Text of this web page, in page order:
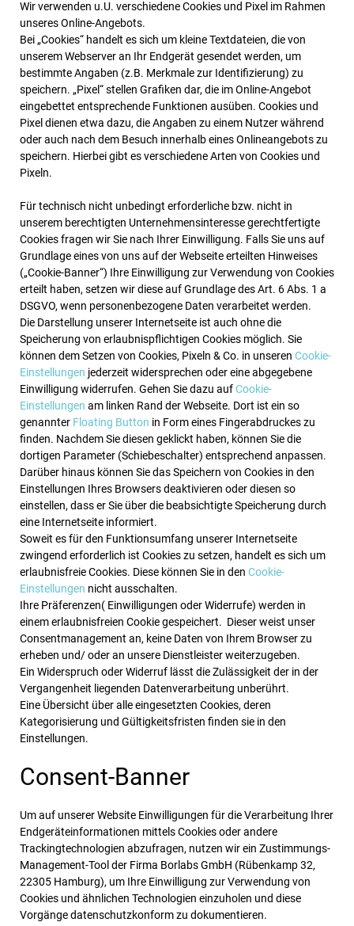
Wir verwenden u.U. verschiedene Cookies und Pixel im Rahmen
unseres Online-Angebots.
Bei „Cookies“ handelt es sich um kleine Textdateien, die von
unserem Webserver an Ihr Endgerät gesendet werden, um
bestimmte Angaben (z.B. Merkmale zur Identifizierung) zu
speichern. „Pixel“ stellen Grafiken dar, die im Online-Angebot
eingebettet entsprechende Funktionen ausüben. Cookies und
Pixel dienen etwa dazu, die Angaben zu einem Nutzer während
oder auch nach dem Besuch innerhalb eines Onlineangebots zu
speichern. Hierbei gibt es verschiedene Arten von Cookies und
Pixeln.
Für technisch nicht unbedingt erforderliche bzw. nicht in
unserem berechtigten Unternehmensinteresse gerechtfertigte
Cookies fragen wir Sie nach Ihrer Einwilligung. Falls Sie uns auf
Grundlage eines von uns auf der Webseite erteilten Hinweises
(„Cookie-Banner“) Ihre Einwilligung zur Verwendung von Cookies
erteilt haben, setzen wir diese auf Grundlage des Art. 6 Abs. 1 a
DSGVO, wenn personenbezogene Daten verarbeitet werden.
Die Darstellung unserer Internetseite ist auch ohne die
Speicherung von erlaubnispflichtigen Cookies möglich. Sie
können dem Setzen von Cookies, Pixeln & Co. in unseren Cookie-
Einstellungen jederzeit widersprechen oder eine abgegebene
Einwilligung widerrufen. Gehen Sie dazu aufCookie-
Einstellungen am linken Rand der Webseite. Dort ist ein so
genannter Floating Button in Form eines Fingerabdruckes zu
finden. Nachdem Sie diesen geklickt haben, können Sie die
dortigen Parameter (Schiebeschalter) entsprechend anpassen.
Darüber hinaus können Sie das Speichern von Cookies in den
Einstellungen Ihres Browsers deaktivieren oder diesen so
einstellen, dass er Sie über die beabsichtigte Speicherung durch
eine Internetseite informiert.
Soweit es für den Funktionsumfang unserer Internetseite
zwingend erforderlich ist Cookies zu setzen, handelt es sich um
erlaubnisfreie Cookies. Diese können Sie in den Cookie-
Einstellungen nicht ausschalten.
Ihre Präferenzen( Einwilligungen oder Widerrufe) werden in
einem erlaubnisfreien Cookie gespeichert. Dieser weist unser
Consentmanagement an, keine Daten von Ihrem Browser zu
erheben und/ oder an unsere Dienstleister weiterzugeben.
Ein Widerspruch oder Widerruf lässt die Zulässigkeit der in der
Vergangenheit liegenden Datenverarbeitung unberührt.
Eine Übersicht über alle eingesetzten Cookies, deren
Kategorisierung und Gültigkeitsfristen finden sie in den
Einstellungen.
Consent-Banner
Um auf unserer Website Einwilligungen für die Verarbeitung Ihrer
Endgeräteinformationen mittels Cookies oder andere
Trackingtechnologien abzufragen, nutzen wir ein Zustimmungs-
Management-Tool der Firma Borlabs GmbH (Rübenkamp 32,
22305 Hamburg), um Ihre Einwilligung zur Verwendung von
Cookies und ähnlichen Technologien einzuholen und diese
Vorgänge datenschutzkonform zu dokumentieren.